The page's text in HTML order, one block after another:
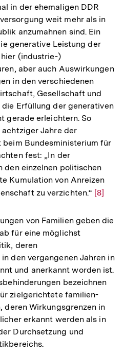
in der ehemaligen DDR
weit mehr als in
anzumahnen sind. Ein
generative Leistung der
hier (industrie-)
aber auch Auswirkungen
in den verschiedenen
Gesellschaft und
Erfüllung der generativen
gerade erleichtern. So
Jahre der
Bundesministerium für
fest: „In der
den einzelnen politischen
Kumulation von Anreizen
zu verzichten.“ Zur
der
[8]
von Familien geben die
für eine möglichst
deren
den vergangenen Jahren in
und anerkannt worden ist.
bezeichnen
zielgerichtete familien-
deren Wirkungsgrenzen in
erkannt werden als in
Durchsetzung und